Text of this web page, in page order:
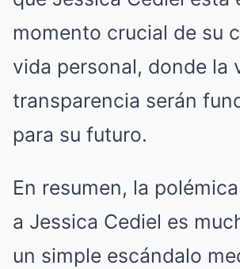
momento crucial de su
vida personal, donde la
transparencia serán
para su futuro.
En resumen, la
a Jessica Cediel es
un simple escándalo